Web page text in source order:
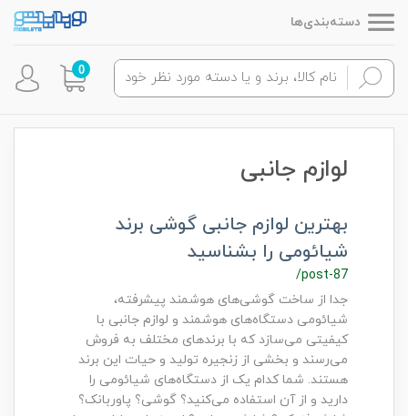
دسته‌بندی‌ها
0
لوازم جانبی
بهترین لوازم جانبی گوشی برند
شیائومی را بشناسید
/post-87
جدا از ساخت گوشی‌های هوشمند پیشرفته،
شیائومی دستگاه‌های هوشمند و لوازم جانبی با
کیفیتی می‌سازد که با برندهای مختلف به فروش
می‌رسند و بخشی از زنجیره تولید و حیات این برند
هستند. شما کدام یک از دستگاه‌های شیائومی را
دارید و از آن استفاده می‌کنید؟ گوشی؟ پاوربانک؟